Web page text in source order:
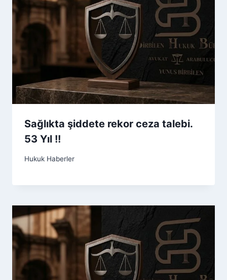
Sağlıkta şiddete rekor ceza talebi.
53 Yıl !!
Hukuk Haberler